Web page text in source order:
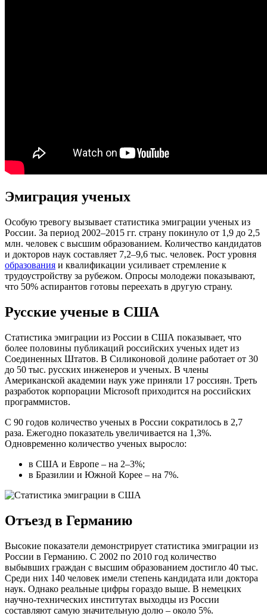
Эмиграция ученых
Особую тревогу вызывает статистика эмиграции ученых из
России. За период 2002–2015 гг. страну покинуло от 1,9 до 2,5
млн. человек с высшим образованием. Количество кандидатов
и докторов наук составляет 7,2–9,6 тыс. человек. Рост уровня
образования и квалификации усиливает стремление к
трудоустройству за рубежом. Опросы молодежи показывают,
что 50% аспирантов готовы переехать в другую страну.
Русские ученые в США
Статистика эмиграции из России в США показывает, что
более половины публикаций российских ученых идет из
Соединенных Штатов. В Силиконовой долине работает от 30
до 50 тыс. русских инженеров и ученых. В члены
Американской академии наук уже приняли 17 россиян. Треть
разработок корпорации Microsoft приходится на российских
программистов.
С 90 годов количество ученых в России сократилось в 2,7
раза. Ежегодно показатель увеличивается на 1,3%.
Одновременно количество ученых выросло:
в США и Европе – на 2–3%;
в Бразилии и Южной Корее – на 7%.
Отъезд в Германию
Высокие показатели демонстрирует статистика эмиграции из
России в Германию. С 2002 по 2010 год количество
выбывших граждан с высшим образованием достигло 40 тыс.
Среди них 140 человек имели степень кандидата или доктора
наук. Однако реальные цифры гораздо выше. В немецких
научно-технических институтах выходцы из России
составляют самую значительную долю – около 5%.